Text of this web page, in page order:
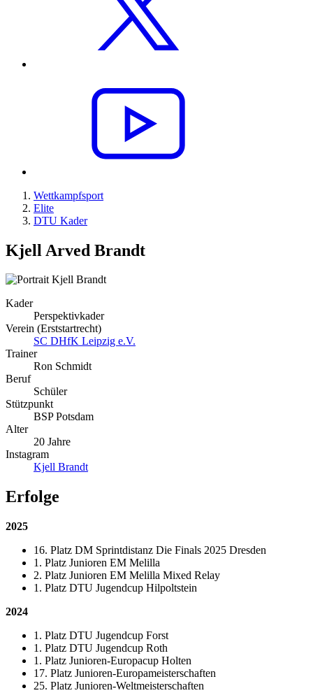
Wettkampfsport
Elite
DTU Kader
Kjell Arved Brandt
Kader
Perspektivkader
Verein (Erststartrecht)
SC DHfK Leipzig e.V.
Trainer
Ron Schmidt
Beruf
Schüler
Stützpunkt
BSP Potsdam
Alter
20 Jahre
Instagram
Kjell Brandt
Erfolge
2025
16. Platz DM Sprintdistanz Die Finals 2025 Dresden
1. Platz Junioren EM Melilla
2. Platz Junioren EM Melilla Mixed Relay
1. Platz DTU Jugendcup Hilpoltstein
2024
1. Platz DTU Jugendcup Forst
1. Platz DTU Jugendcup Roth
1. Platz Junioren-Europacup Holten
17. Platz Junioren-Europameisterschaften
25. Platz Junioren-Weltmeisterschaften